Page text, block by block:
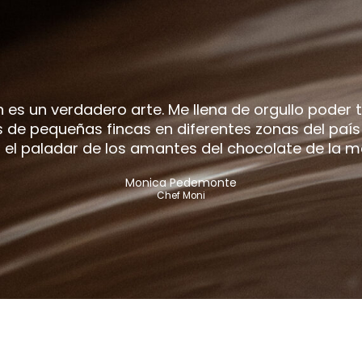
es un verdadero arte. Me llena de orgullo
pequeñas fincas en diferentes zonas del
paladar de los amantes del chocolate de la
Monica Pedemonte
Chef Moni